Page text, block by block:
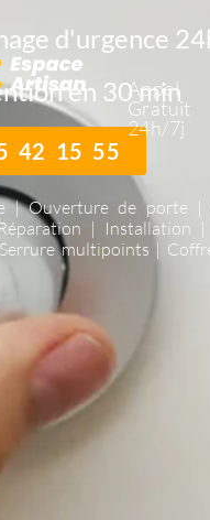
Appel
Gratuit
24h/7j
d'urgence
en 30 min
42 15 55
| Ouverture de porte |
| Installation |
multipoints |